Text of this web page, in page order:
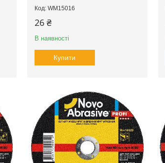
WM15016
26 ₴
В наявності
Купити